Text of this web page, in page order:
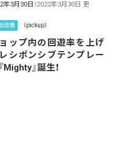
年3月30日 （2022年3月30日 更
改善 （pickup）
ップ内の回遊率を上げ
シポンシブテンプレー
Mighty』誕生！